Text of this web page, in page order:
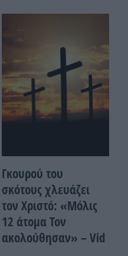
Γκουρού του
σκότους χλευάζει
τον Χριστό: «Μόλις
12 άτομα Τον
ακολούθησαν» – Vid